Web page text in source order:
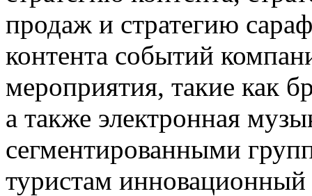
продаж и стратегию
контента событий
мероприятия, такие как
а также электронная
сегментированными
туристам